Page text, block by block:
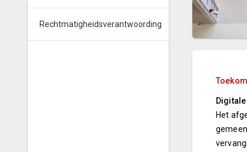
Rechtmatigheidsverantwoording
Het